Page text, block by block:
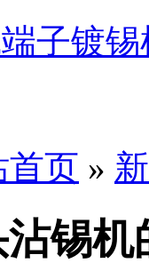
子镀锡
首页 »
沾锡